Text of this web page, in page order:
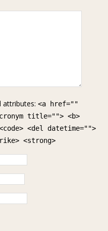
attributes: <a href=""
title=""> <b>
<del datetime="">
<strong>